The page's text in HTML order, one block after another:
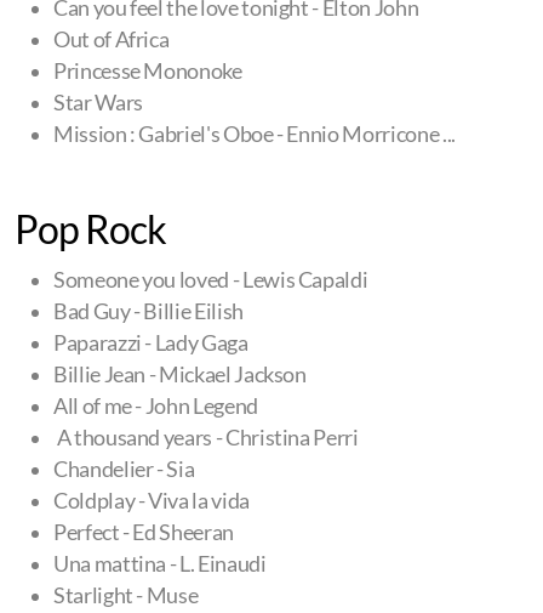
Can you feel the love tonight - Elton John
Out of Africa
Princesse Mononoke
Star Wars
Mission : Gabriel's Oboe - Ennio Morricone ...
Pop Rock
Someone you loved - Lewis Capaldi
Bad Guy - Billie Eilish
Paparazzi - Lady Gaga
Billie Jean - Mickael Jackson
All of me - John Legend
A thousand years - Christina Perri
Chandelier - Sia
Coldplay - Viva la vida
Perfect - Ed Sheeran
Una mattina - L. Einaudi
Starlight - Muse